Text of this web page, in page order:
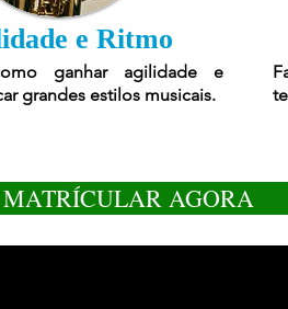
e Ritmo
ganhar agilidade e
grandes estilos musicais.
AGORA